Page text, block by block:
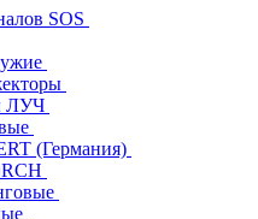
SOS
ЛУЧ
(Германия)